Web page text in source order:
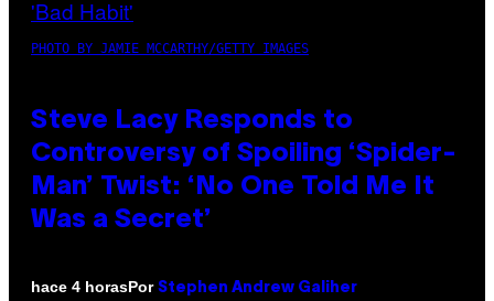
PHOTO BY JAMIE MCCARTHY/GETTY IMAGES
Steve Lacy Responds to
Controversy of Spoiling ‘Spider-
Man’ Twist: ‘No One Told Me It
Was a Secret’
hace 4 horasPor Stephen Andrew Galiher